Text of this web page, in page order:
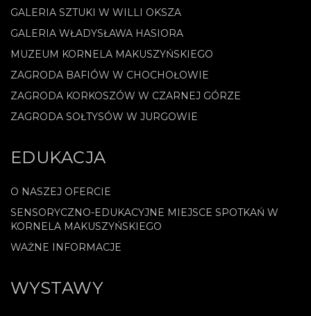
GALERIA SZTUKI W WILLI OKSZA
GALERIA WŁADYSŁAWA HASIORA
MUZEUM KORNELA MAKUSZYŃSKIEGO
ZAGRODA BAFIÓW W CHOCHOŁOWIE
ZAGRODA KORKOSZÓW W CZARNEJ GÓRZE
ZAGRODA SOŁTYSÓW W JURGOWIE
EDUKACJA
O NASZEJ OFERCIE
SENSORYCZNO-EDUKACYJNE MIEJSCE SPOTKAŃ W
KORNELA MAKUSZYŃSKIEGO
WAŻNE INFORMACJE
WYSTAWY